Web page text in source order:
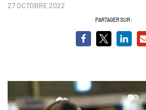
27 OCTOBRE 2022
PARTAGER SUR :